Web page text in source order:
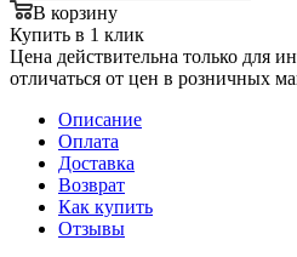
В корзину
Купить в 1 клик
Цена действительна только для
отличаться от цен в розничных
Описание
Оплата
Доставка
Возврат
Как купить
Отзывы